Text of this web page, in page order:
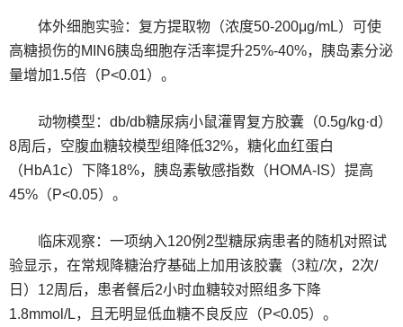
体外细胞实验：复方提取物（浓度50-200μg/mL）可使
高糖损伤的MIN6胰岛细胞存活率提升25%-40%，胰岛素分泌
量增加1.5倍（P<0.01）。
动物模型：db/db糖尿病小鼠灌胃复方胶囊（0.5g/kg·d）
8周后，空腹血糖较模型组降低32%，糖化血红蛋白
（HbA1c）下降18%，胰岛素敏感指数（HOMA-IS）提高
45%（P<0.05）。
临床观察：一项纳入120例2型糖尿病患者的随机对照试
验显示，在常规降糖治疗基础上加用该胶囊（3粒/次，2次/
日）12周后，患者餐后2小时血糖较对照组多下降
1.8mmol/L，且无明显低血糖不良反应（P<0.05）。